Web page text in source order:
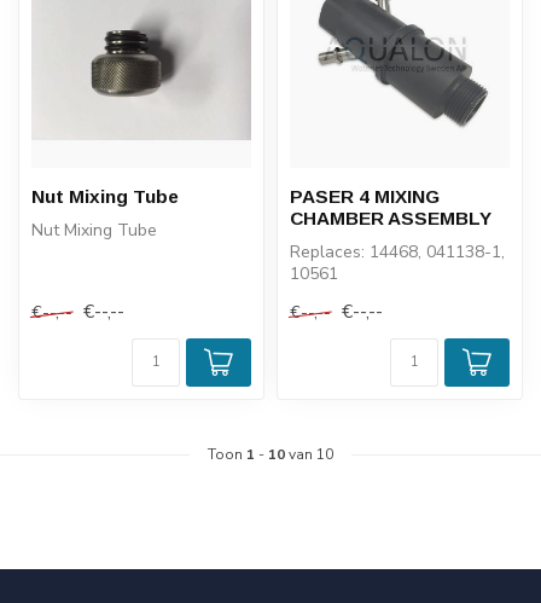
Nut Mixing Tube
Nut Mixing Tube
€--,-- €--,--
PASER 4 MIXING
CHAMBER ASSEMBLY
Replaces: 14468, 041138-1,
10561
€--,-- €--,--
Toon 1 - 10van 10